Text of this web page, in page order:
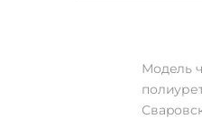
Модель